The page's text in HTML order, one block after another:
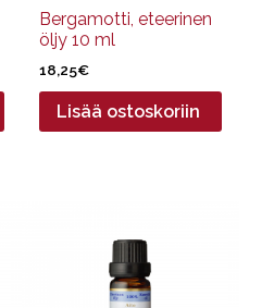
Bergamotti, eteerinen
öljy 10 ml
18,25€
Lisää ostoskoriin